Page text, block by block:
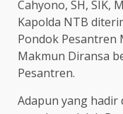
Cahyono, SH, SIK,
Kapolda NTB
Pondok Pesantren
Makmun Diransa
Pesantren.
Adapun yang